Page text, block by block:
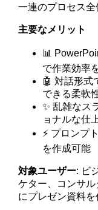
一連のプロセス全
主要なメリット
📊
で作業効率
🤖 対話形式
できる柔軟
✨ 乱雑なス
ョナルな仕
⚡ プロンプ
を作成可能
対象ユーザー: ビ
ケター、コンサ
にプレゼン資料を